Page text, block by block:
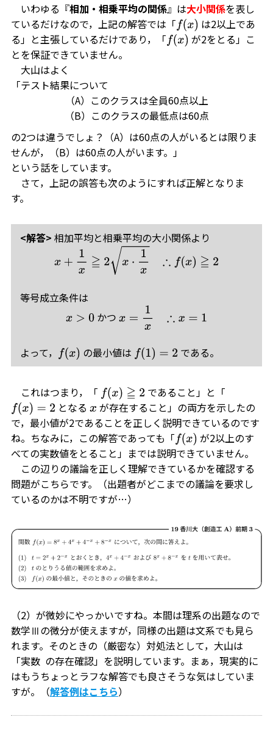
いわゆる『相加・相乗平均の関係』は大小関係を表し
ているだけなので，上記の解答では「f(x)
は2以上であ
る」と主張しているだけであり，「f(x)
が2をとる」こ
とを保証できていません。
大山はよく
「テスト結果について
（A）このクラスは全員60点以上
（B）このクラスの最低点は60点
の2つは違うでしょ？（A）は60点の人がいるとは限りま
せんが，（B）は60点の人がいます。」
という話をしています。
さて，上記の誤答も次のようにすれば正解となりま
す。
<解答> 相加平均と相乗平均の大小関係より
x+1x ≧2 x⋅1 x ∴ ( x)≧
等号成立条件は
x> 0 かつx=1x ∴ =1
よって， f(x) の最小値は f(1)= 2 である。
これはつまり，「 f(x)≧ 2
であること」と「
f(x)=2 となるx が存在すること」の両方を示したの
で，最小値が2であることを正しく説明できているのです
ね。ちなみに，この解答であっても「f(x)
が2以上のす
べての実数値をとること」までは説明できていません。
この辺りの議論を正しく理解できているかを確認する
問題がこちらです。（出題者がどこまでの議論を要求し
ているのかは不明ですが…）
（2）が微妙にやっかいですね。本間は理系の出題なので
数学Ⅲの微分が使えますが，同様の出題は文系でも見ら
れます。そのときの（厳密な）対処法として，大山は
「実数 の存在確認」を説明しています。まぁ，現実的に
はもうちょっとラフな解答でも良さそうな気はしていま
すが。（解答例はこちら）